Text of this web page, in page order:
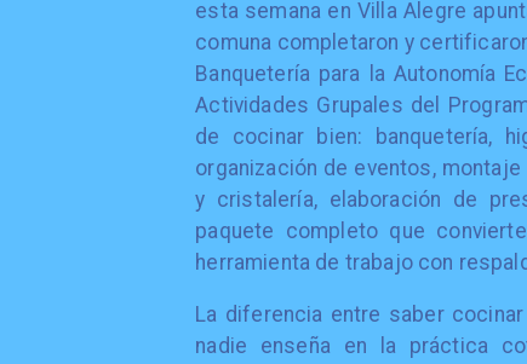
esta semana en Villa Alegre
comuna completaron y
Banquetería para la Autonomía
Actividades Grupales del
de cocinar bien: banquetería,
organización de eventos,
y cristalería, elaboración de
paquete completo que
herramienta de trabajo con
La diferencia entre saber
nadie enseña en la práctica